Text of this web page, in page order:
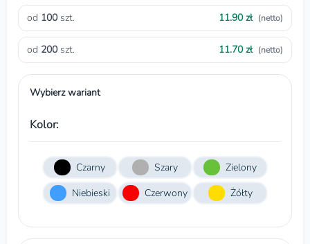
od 100szt. 11.90 zł (netto)
od 200szt. 11.70 zł (netto)
Wybierz wariant
Kolor:
Czarny Szary
Zielony
Niebieski
Czerwony Żółty